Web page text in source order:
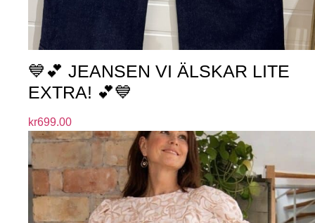
💙💕 JEANSEN VI ÄLSKAR LITE
EXTRA! 💕💙
kr699.00